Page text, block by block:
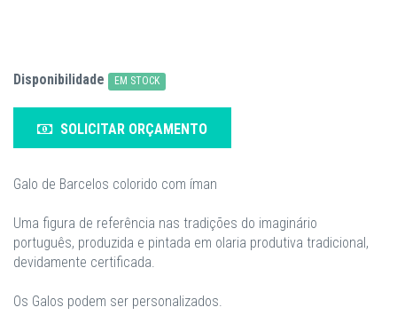
Disponibilidade EM STOCK
SOLICITAR ORÇAMENTO
Galo de Barcelos colorido com íman
Uma figura de referência nas tradições do imaginário
português, produzida e pintada em olaria produtiva tradicional,
devidamente certificada.
Os Galos podem ser personalizados.